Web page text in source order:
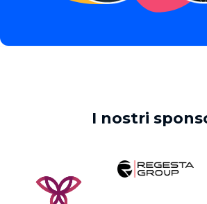
I nostri